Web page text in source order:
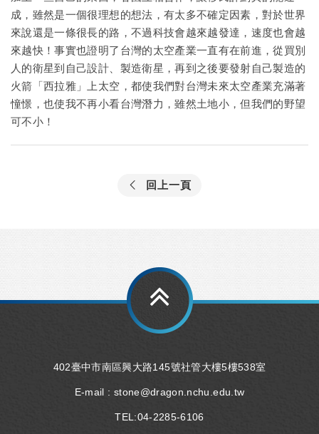
成，雖然是一個很理想的想法，有太多不確定因素，對於世界
來說還是一條很長的路，不過科技會越來越發達，速度也會越
來越快！事實也證明了台灣的太空產業一直有在前進，從買別
人的衛星到自己設計、製造衛星，再到之後要發射自己製造的
火箭「西拉雅」上太空，都使我們對台灣未來太空產業充滿著
憧憬，也使我不再小看台灣潛力，雖然土地小，但我們的野望
可不小！
回上一頁
402臺中市南區興大路145號社管大樓5樓538室
E-mail : stone@dragon.nchu.edu.tw
TEL:04-2285-6106